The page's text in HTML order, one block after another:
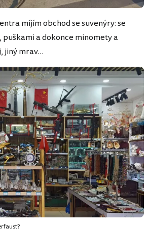
míjím obchod se suvenýry: se
a dokonce minomety a
jiný mrav…